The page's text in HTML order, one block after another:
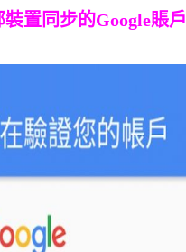
置同步的Google賬戶